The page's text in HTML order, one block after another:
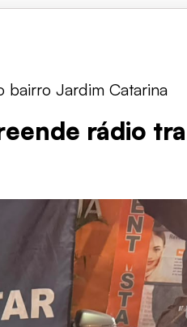
Jardim Catarina
rádio